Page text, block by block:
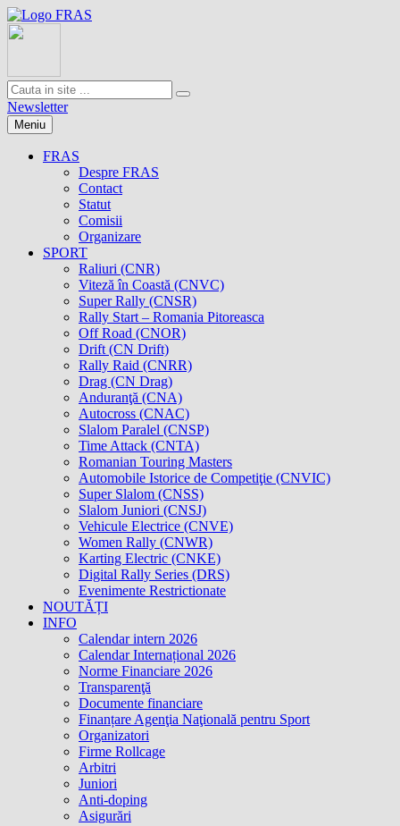
Newsletter
Meniu
FRAS
Despre FRAS
Contact
Statut
Comisii
Organizare
SPORT
Raliuri (CNR)
Viteză în Coastă (CNVC)
Super Rally (CNSR)
Rally Start – Romania Pitoreasca
Off Road (CNOR)
Drift (CN Drift)
Rally Raid (CNRR)
Drag (CN Drag)
Anduranţă (CNA)
Autocross (CNAC)
Slalom Paralel (CNSP)
Time Attack (CNTA)
Romanian Touring Masters
Automobile Istorice de Competiţie (CNVIC)
Super Slalom (CNSS)
Slalom Juniori (CNSJ)
Vehicule Electrice (CNVE)
Women Rally (CNWR)
Karting Electric (CNKE)
Digital Rally Series (DRS)
Evenimente Restrictionate
NOUTĂȚI
INFO
Calendar intern 2026
Calendar Internațional 2026
Norme Financiare 2026
Transparenţă
Documente financiare
Finanțare Agenţia Naţională pentru Sport
Organizatori
Firme Rollcage
Arbitri
Juniori
Anti-doping
Asigurări